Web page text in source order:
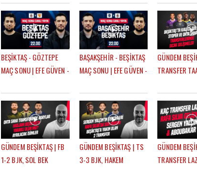
DEVRE ARASI
TRANSFERLERİ |
GÖKHAN TİRYAKİ
MERT KURT
BEŞİKTAŞ - GÖZTEPE
MAÇ SONU | EFE GÜVEN -
BAŞAKŞEHİR - BEŞİKTAŞ
MAÇ SONU | EFE GÜVEN -
GÜNDEM
TRANSFER
AGBADOU,
SEVİNÇ
GÜNDEM BEŞİKTAŞ | FB
1-2 BJK, SOL BEK
GÜNDEM BEŞİKTAŞ | TS
3-3 BJK, HAKEM
GÜNDEM
TRANSFER